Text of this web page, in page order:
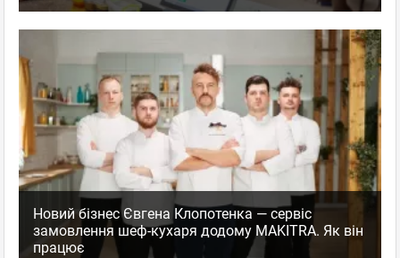
Новий бізнес Євгена Клопотенка — сервіс
замовлення шеф-кухаря додому MAKITRA. Як він
працює